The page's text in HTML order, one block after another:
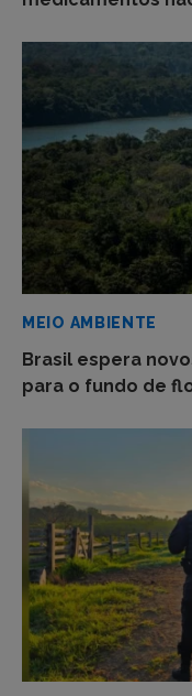
MEIO AMBIENTE
Brasil espera
para o fundo de